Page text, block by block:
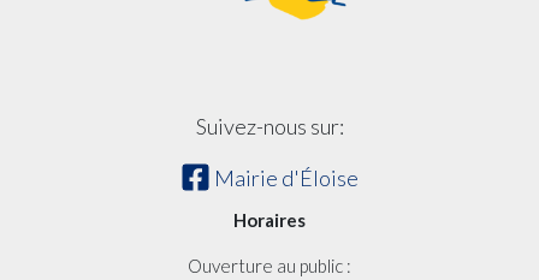
Suivez-nous sur:
Mairie d'Éloise
Horaires
Ouverture au public :